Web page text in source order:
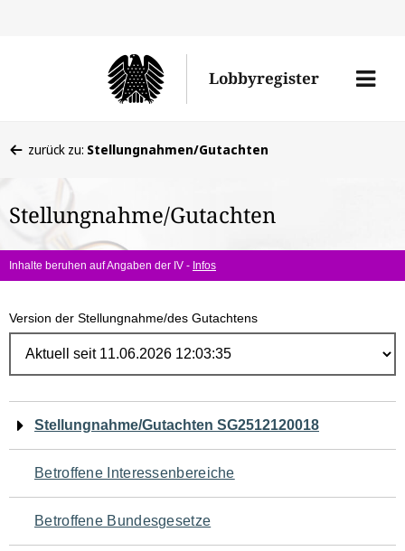
Lobbyregister
Menü
befinden
hier:
zurück zu: Stellungnahmen/Gutachten
Stellungnahme/Gutachten
Inhalte beruhen auf Angaben der IV - Infos
Version der Stellungnahme/des Gutachtens
Navigation
für
den
Seiteninhalt
Stellungnahme/Gutachten SG2512120018
Betroffene Interessenbereiche
Betroffene Bundesgesetze